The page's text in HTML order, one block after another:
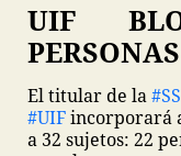
UIF
PERSONAS
El titular de la
#UIFincorporará
a 32 sujetos: 22